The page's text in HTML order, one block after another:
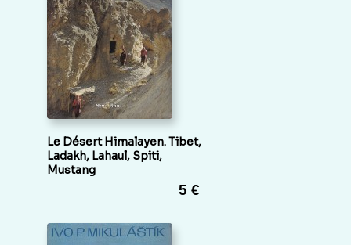
Le Désert Himalayen. Tibet,
Ladakh, Lahaul, Spiti,
Mustang
5 €